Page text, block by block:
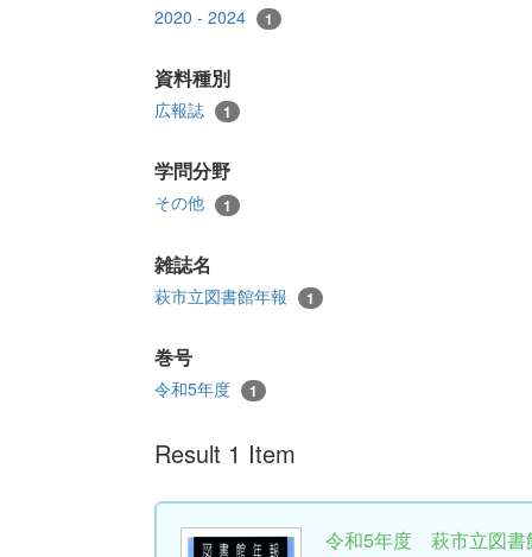
2020 - 2024 1
資料種別
広報誌 1
学問分野
その他 1
雑誌名
萩市立図書館年報 1
巻号
令和5年度 1
Result 1 Item
令和5年度 萩市立図書